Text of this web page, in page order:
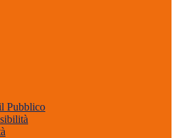
Pubblico